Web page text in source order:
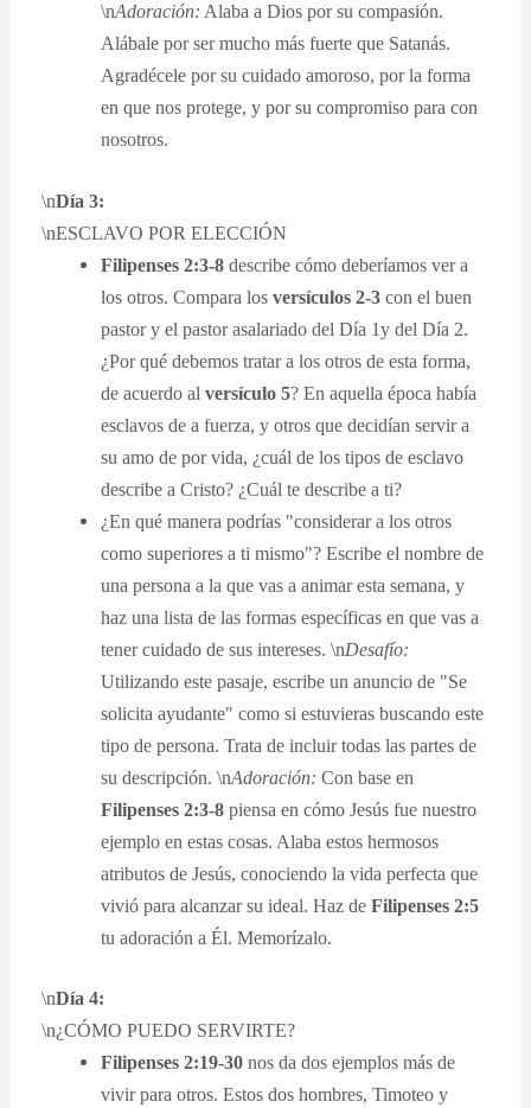
\nAdoración: Alaba a Dios por su compasión.
Alábale por ser mucho más fuerte que Satanás.
Agradécele por su cuidado amoroso, por la forma
en que nos protege, y por su compromiso para con
nosotros.
\nDía 3:
\nESCLAVO POR ELECCIÓN
Filipenses 2:3-8describe cómo deberíamos ver a
los otros. Compara los versículos 2-3con el buen
pastor y el pastor asalariado del Día 1y del Día 2.
¿Por qué debemos tratar a los otros de esta forma,
de acuerdo al versículo 5? En aquella época había
esclavos de a fuerza, y otros que decidían servir a
su amo de por vida, ¿cuál de los tipos de esclavo
describe a Cristo? ¿Cuál te describe a ti?
¿En qué manera podrías "considerar a los otros
como superiores a ti mismo"? Escribe el nombre de
una persona a la que vas a animar esta semana, y
haz una lista de las formas específicas en que vas a
tener cuidado de sus intereses. \nDesafío:
Utilizando este pasaje, escribe un anuncio de "Se
solicita ayudante" como si estuvieras buscando este
tipo de persona. Trata de incluir todas las partes de
su descripción. \nAdoración: Con base en
Filipenses 2:3-8piensa en cómo Jesús fue nuestro
ejemplo en estas cosas. Alaba estos hermosos
atributos de Jesús, conociendo la vida perfecta que
vivió para alcanzar su ideal. Haz de Filipenses 2:5
tu adoración a Él. Memorízalo.
\nDía 4:
\n¿CÓMO PUEDO SERVIRTE?
Filipenses 2:19-30nos da dos ejemplos más de
vivir para otros. Estos dos hombres, Timoteo y